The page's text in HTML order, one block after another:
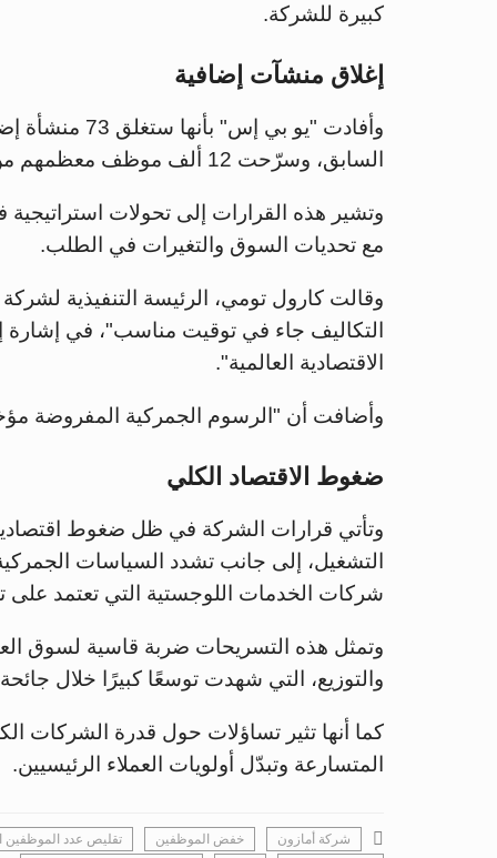
كبيرة للشركة.
إغلاق منشآت إضافية
السابق، وسرّحت 12 ألف موظف معظمهم من العاملين في
وتشير هذه القرارات إلى تحولات
مع تحديات السوق والتغيرات في الطلب.
وقالت كارول تومي، الرئيسة التنفيذية
التكاليف جاء في توقيت مناسب"، في إشارة
الاقتصادية العالمية".
وأضافت أن "الرسوم الجمركية المفروضة
ضغوط الاقتصاد الكلي
وتأتي قرارات الشركة في ظل ضغوط
التشغيل، إلى جانب تشدد السياسات الجمركية
شركات الخدمات اللوجستية التي تعتمد على
وتمثل هذه التسريحات ضربة قاسية لسوق
والتوزيع، التي شهدت توسعًا كبيرًا خلال
كما أنها تثير تساؤلات حول قدرة الشركات
المتسارعة وتبدّل أولويات العملاء الرئيسيين.
شركة أمازون خفض الموظفين تقليص عدد الموظفين